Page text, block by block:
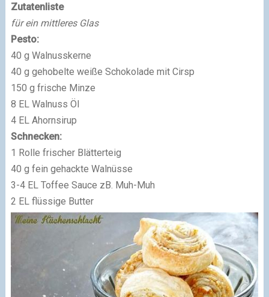
Zutatenliste
für ein mittleres Glas
Pesto:
40 g Walnusskerne
40 g gehobelte weiße Schokolade mit Cirsp
150 g frische Minze
8 EL Walnuss Öl
4 EL Ahornsirup
Schnecken:
1 Rolle frischer Blätterteig
40 g fein gehackte Walnüsse
3-4 EL Toffee Sauce zB. Muh-Muh
2 EL flüssige Butter